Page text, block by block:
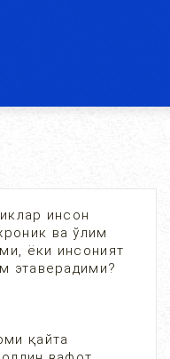
инсон
ва ўлим
ёки инсоният
этаверадими?
қайта